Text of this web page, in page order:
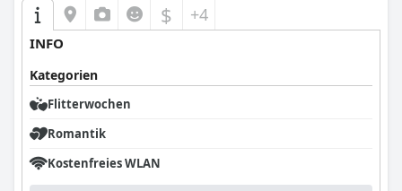
$ +4
INFO
Kategorien
Flitterwochen
Romantik
Kostenfreies WLAN